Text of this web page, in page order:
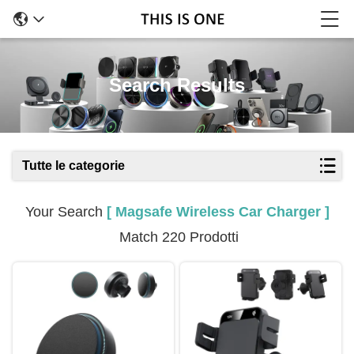
Search Results
Tutte le categorie
Your Search [ Magsafe Wireless Car Charger ]
Match 220 Prodotti